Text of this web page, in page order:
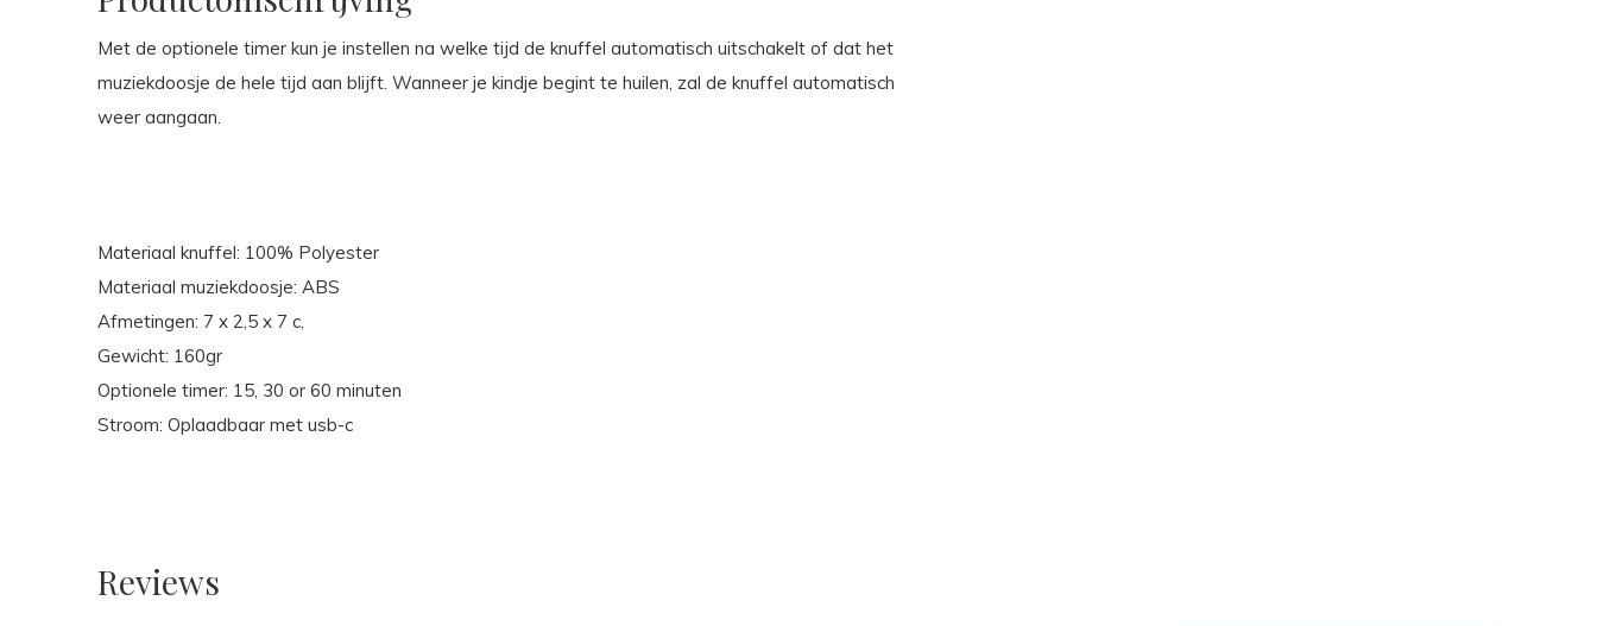
Met de optionele timer kun je instellen na welke tijd de knuffel automatisch uitschakelt of dat het
muziekdoosje de hele tijd aan blijft. Wanneer je kindje begint te huilen, zal de knuffel automatisch
weer aangaan.
Materiaal knuffel: 100% Polyester
Materiaal muziekdoosje: ABS
Afmetingen: 7 x 2,5 x 7 c,
Gewicht: 160gr
Optionele timer: 15, 30 or 60 minuten
Stroom: Oplaadbaar met usb-c
Reviews